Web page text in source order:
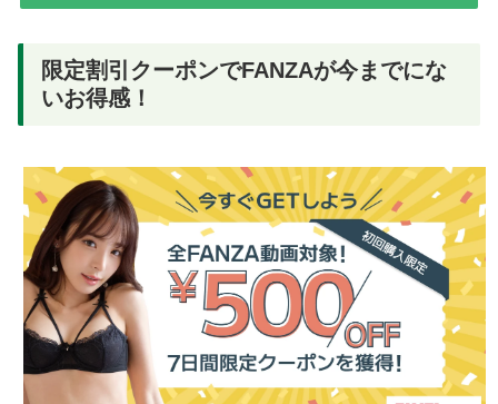
限定割引クーポンでFANZAが今までにな
いお得感！